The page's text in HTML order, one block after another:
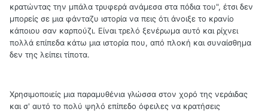
κρατώντας την μπάλα τρυφερά ανάμεσα στα πόδια του", έτσι δεν
μπορείς σε μια φάνταζυ ιστορία να πεις ότι άνοιξε το κρανίο
κάποιου σαν καρπούζι. Είναι τρελό ξενέρωμα αυτό και ρίχνει
πολλά επίπεδα κάτω μια ιστορία που, από πλοκή και συναίσθημα
δεν της λείπει τίποτα.
Χρησιμοποιείς μια παραμυθένια γλώσσα στον χορό της νεράιδας
και σ' αυτό το πολύ ψηλό επίπεδο όφειλες να κρατήσεις